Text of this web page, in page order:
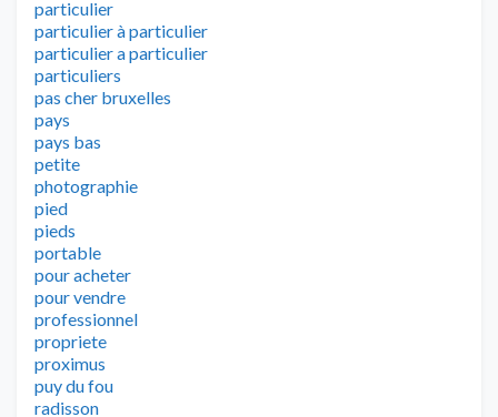
particulier
particulier à particulier
particulier a particulier
particuliers
pas cher bruxelles
pays
pays bas
petite
photographie
pied
pieds
portable
pour acheter
pour vendre
professionnel
propriete
proximus
puy du fou
radisson